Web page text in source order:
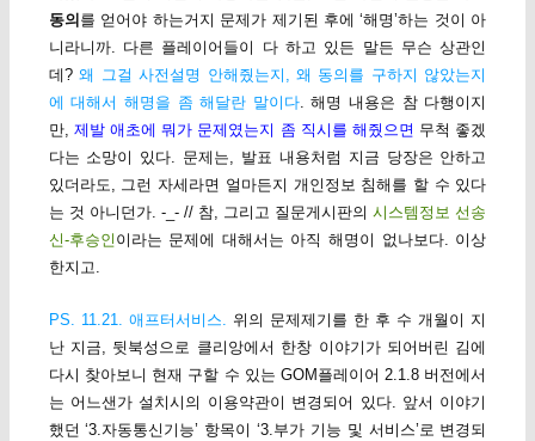
동의 를 얻어야 하는거지 문제가 제기된 후에 ‘해명’하는 것이 아
니라니까. 다른 플레이어들이 다 하고 있든 말든 무슨 상관인
데?왜 그걸 사전설명 안해줬는지, 왜 동의를 구하지 않았는지
에 대해서 해명을 좀 해달란 말이다. 해명 내용은 참 다행이지
만, 제발 애초에 뭐가 문제였는지 좀 직시를 해줬으면 무척 좋겠
다는 소망이 있다. 문제는, 발표 내용처럼 지금 당장은 안하고
있더라도, 그런 자세라면 얼마든지 개인정보 침해를 할 수 있다
는 것 아니던가. -_- // 참, 그리고 질문게시판의시스템정보 선송
신-후승인 이라는 문제에 대해서는 아직 해명이 없나보다. 이상
한지고.
PS. 11.21. 애프터서비스. 위의 문제제기를 한 후 수 개월이 지
난 지금, 뒷북성으로 클리앙에서 한창 이야기가 되어버린 김에
다시 찾아보니 현재 구할 수 있는 GOM플레이어 2.1.8 버전에서
는 어느샌가 설치시의 이용약관이 변경되어 있다. 앞서 이야기
했던 ‘3.자동통신기능’ 항목이 ‘3.부가 기능 및 서비스’로 변경되